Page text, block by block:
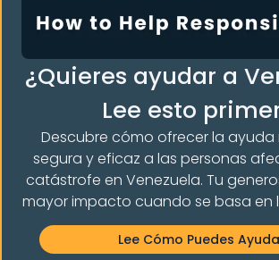
LA
¿Quieres ayudar a
Lee esto
Descubre cómo ofrecer la ayuda
segura y eficaz a las personas
catástrofe en Venezuela. Tu
mayor impacto cuando se basa en
Lee Cómo Puedes